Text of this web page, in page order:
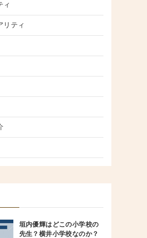
ィ
リティ
垣内優輝はどこの小学校の
先生？横井小学校なのか？